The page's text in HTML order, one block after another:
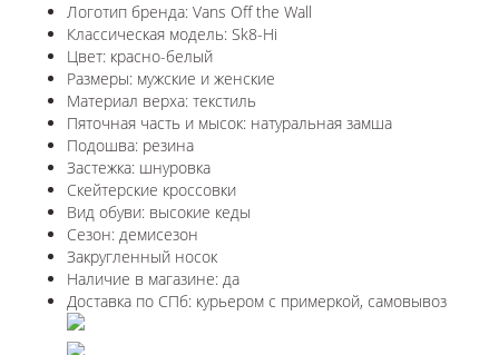
Логотип бренда: Vans Off the Wall
Классическая модель: Sk8-Hi
Цвет: красно-белый
Размеры: мужские и женские
Материал верха: текстиль
Пяточная часть и мысок: натуральная замша
Подошва: резина
Застежка: шнуровка
Скейтерские кроссовки
Вид обуви: высокие кеды
Сезон: демисезон
Закругленный носок
Наличие в магазине: да
Доставка по СПб: курьером с примеркой, самовывоз